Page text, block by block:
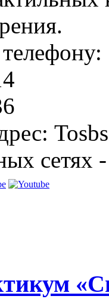
сетях